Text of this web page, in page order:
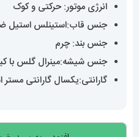
انرژی موتور: حرکتی و کوک
جنس قاب:استینلس
جنس بند: چرم
جنس شیشه:مینرال گلس با
گارانتی:یکسال گارانتی
ساعت